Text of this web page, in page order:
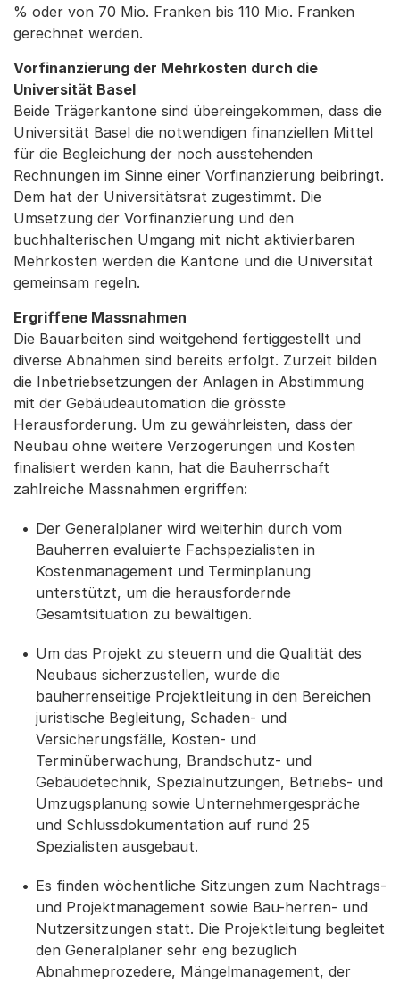
% oder von 70 Mio. Franken bis 110 Mio. Franken
gerechnet werden.
Vorfinanzierung der Mehrkosten durch die
Universität Basel
Beide Trägerkantone sind übereingekommen, dass die
Universität Basel die notwendigen finanziellen Mittel
für die Begleichung der noch ausstehenden
Rechnungen im Sinne einer Vorfinanzierung beibringt.
Dem hat der Universitätsrat zugestimmt. Die
Umsetzung der Vorfinanzierung und den
buchhalterischen Umgang mit nicht aktivierbaren
Mehrkosten werden die Kantone und die Universität
gemeinsam regeln.
Ergriffene Massnahmen
Die Bauarbeiten sind weitgehend fertiggestellt und
diverse Abnahmen sind bereits erfolgt. Zurzeit bilden
die Inbetriebsetzungen der Anlagen in Abstimmung
mit der Gebäudeautomation die grösste
Herausforderung. Um zu gewährleisten, dass der
Neubau ohne weitere Verzögerungen und Kosten
finalisiert werden kann, hat die Bauherrschaft
zahlreiche Massnahmen ergriffen:
Der Generalplaner wird weiterhin durch vom
Bauherren evaluierte Fachspezialisten in
Kostenmanagement und Terminplanung
unterstützt, um die herausfordernde
Gesamtsituation zu bewältigen.
Um das Projekt zu steuern und die Qualität des
Neubaus sicherzustellen, wurde die
bauherrenseitige Projektleitung in den Bereichen
juristische Begleitung, Schaden- und
Versicherungsfälle, Kosten- und
Terminüberwachung, Brandschutz- und
Gebäudetechnik, Spezialnutzungen, Betriebs- und
Umzugsplanung sowie Unternehmergespräche
und Schlussdokumentation auf rund 25
Spezialisten ausgebaut.
Es finden wöchentliche Sitzungen zum Nachtrags-
und Projektmanagement sowie Bau-herren- und
Nutzersitzungen statt. Die Projektleitung begleitet
den Generalplaner sehr eng bezüglich
Abnahmeprozedere, Mängelmanagement, der